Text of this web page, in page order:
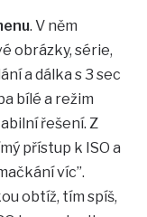
. V něm
obrázky, série,
a dálka s 3 sec
bílé a režim
řešení. Z
přístup k ISO a
víc”.
obtíž, tím spíš,